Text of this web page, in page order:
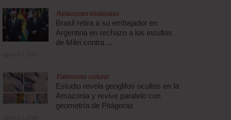
Relaciones bilaterales
Brasil retira a su embajador en
Argentina en rechazo a los insultos
de Milei contra ...
Patrimonio cultural
Estudio revela geoglifos ocultos en la
Amazonia y revive paralelo con
geometría de Pitágoras